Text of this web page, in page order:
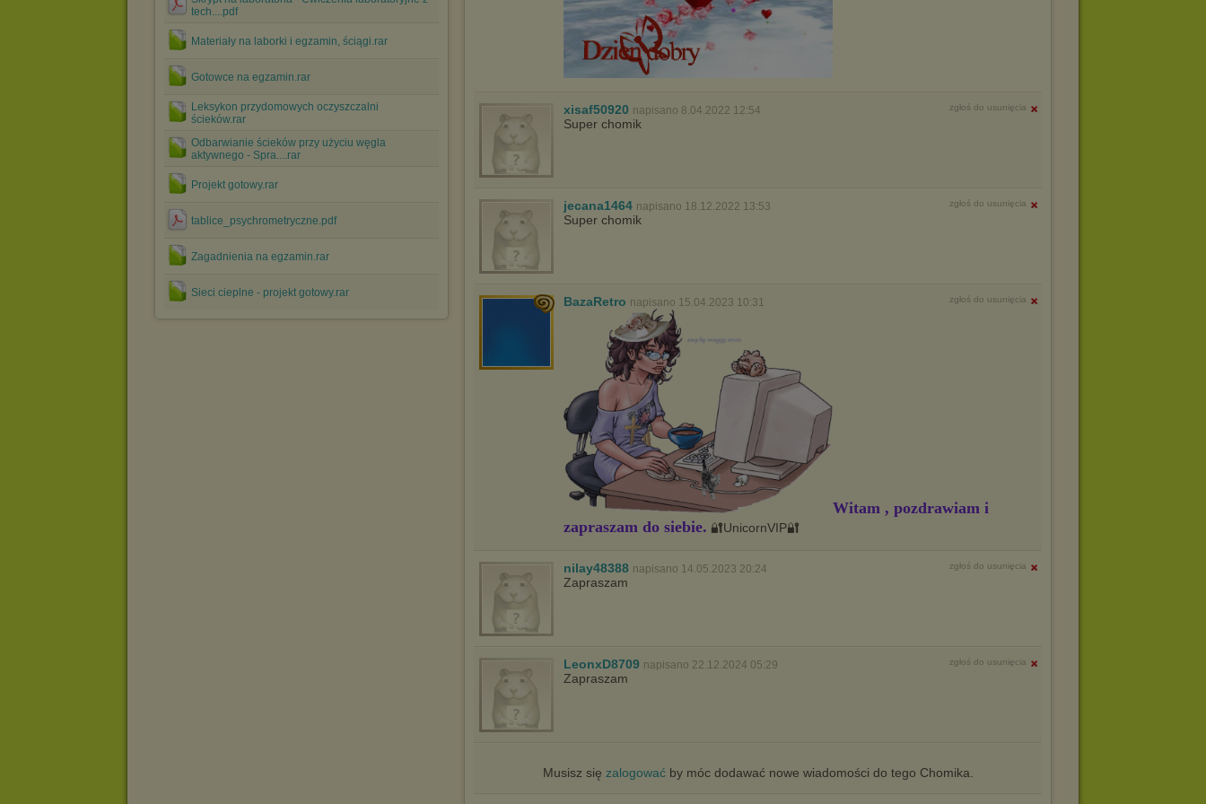
tech....pdf
Materiały na laborki i egzamin, ściągi.rar
Gotowce na egzamin.rar
Leksykon przydomowych oczyszczalni
ścieków.rar
Odbarwianie ścieków przy użyciu węgla
aktywnego - Spra....rar
Projekt gotowy.rar
tablice_psychrometryczne.pdf
Zagadnienia na egzamin.rar
Sieci cieplne - projekt gotowy.rar
xisaf50920 napisano 8.04.2022 12:54 zgłoś do usunięcia
Super chomik
jecana1464 napisano 18.12.2022 13:53 zgłoś do usunięcia
Super chomik
BazaRetro napisano 15.04.2023 10:31 zgłoś do usunięcia
Witam , pozdrawiam i
zapraszam do siebie. 🔐UnicornVIP🔐
nilay48388 napisano 14.05.2023 20:24 zgłoś do usunięcia
Zapraszam
LeonxD8709 napisano 22.12.2024 05:29 zgłoś do usunięcia
Zapraszam
Musisz się zalogowaćby móc dodawać nowe wiadomości do tego Chomika.